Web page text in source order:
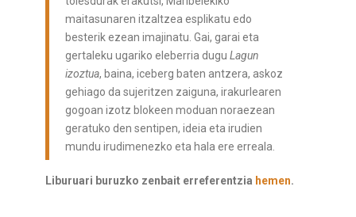
maitasunaren itzaltzea esplikatu edo
besterik ezean imajinatu. Gai, garai eta
gertaleku ugariko eleberria duguLagun
izoztua, baina, iceberg baten antzera, askoz
gehiago da sujeritzen zaiguna, irakurlearen
gogoan izotz blokeen moduan noraezean
geratuko den sentipen, ideia eta irudien
mundu irudimenezko eta hala ere erreala.
Liburuari buruzko zenbait erreferentzia hemen.